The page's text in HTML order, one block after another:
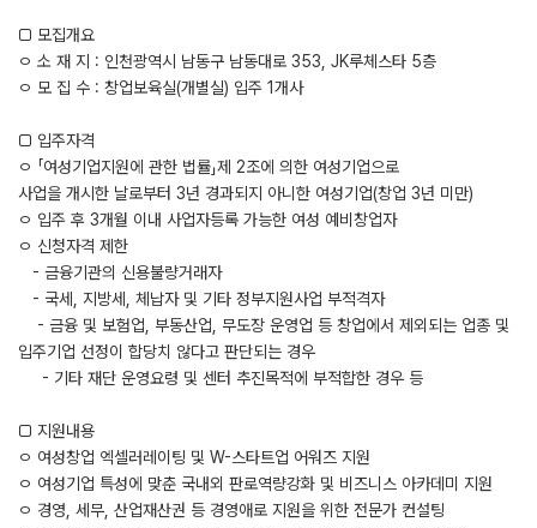
□ 모집개요
ㅇ 소 재 지 : 인천광역시 남동구 남동대로 353, JK루체스타 5층
ㅇ 모 집 수 : 창업보육실(개별실) 입주 1개사
□ 입주자격
ㅇ 「여성기업지원에 관한 법률」제 2조에 의한 여성기업으로
사업을 개시한 날로부터 3년 경과되지 아니한 여성기업(창업 3년 미만)
ㅇ 입주 후 3개월 이내 사업자등록 가능한 여성 예비창업자
ㅇ 신청자격 제한
- 금융기관의 신용불량거래자
- 국세, 지방세, 체납자 및 기타 정부지원사업 부적격자
- 금융 및 보험업, 부동산업, 무도장 운영업 등 창업에서 제외되는 업종 및
입주기업 선정이 합당치 않다고 판단되는 경우
- 기타 재단 운영요령 및 센터 추진목적에 부적합한 경우 등
□ 지원내용
ㅇ 여성창업 엑셀러레이팅 및 W-스타트업 어워즈 지원
ㅇ 여성기업 특성에 맞춘 국내외 판로역량강화 및 비즈니스 아카데미 지원
ㅇ 경영, 세무, 산업재산권 등 경영애로 지원을 위한 전문가 컨설팅